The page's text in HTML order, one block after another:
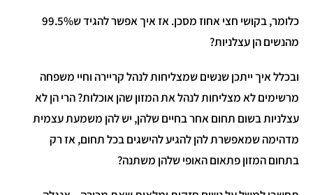
כלומר, בקושי חצי אחוז מסכן. אז איך אפשר להגיד ש99.5%
מהנשים הן עצלניות?
ובכלל איך ייתכן שנשים שמצליחות לנהל קריירה וחיי משפחה
מרשימים לא מצליחות לנהל את המזון שהן אוכלות? הרי הן לא
עצלניות בשום תחום אחר בחיים שלהן, יש להן משמעת עצמית
מדהימה שמאפשרת להן להגיע להישגים בכל תחום, אז רק
בתחום המזון פתאום האופי שלהן משתנה?